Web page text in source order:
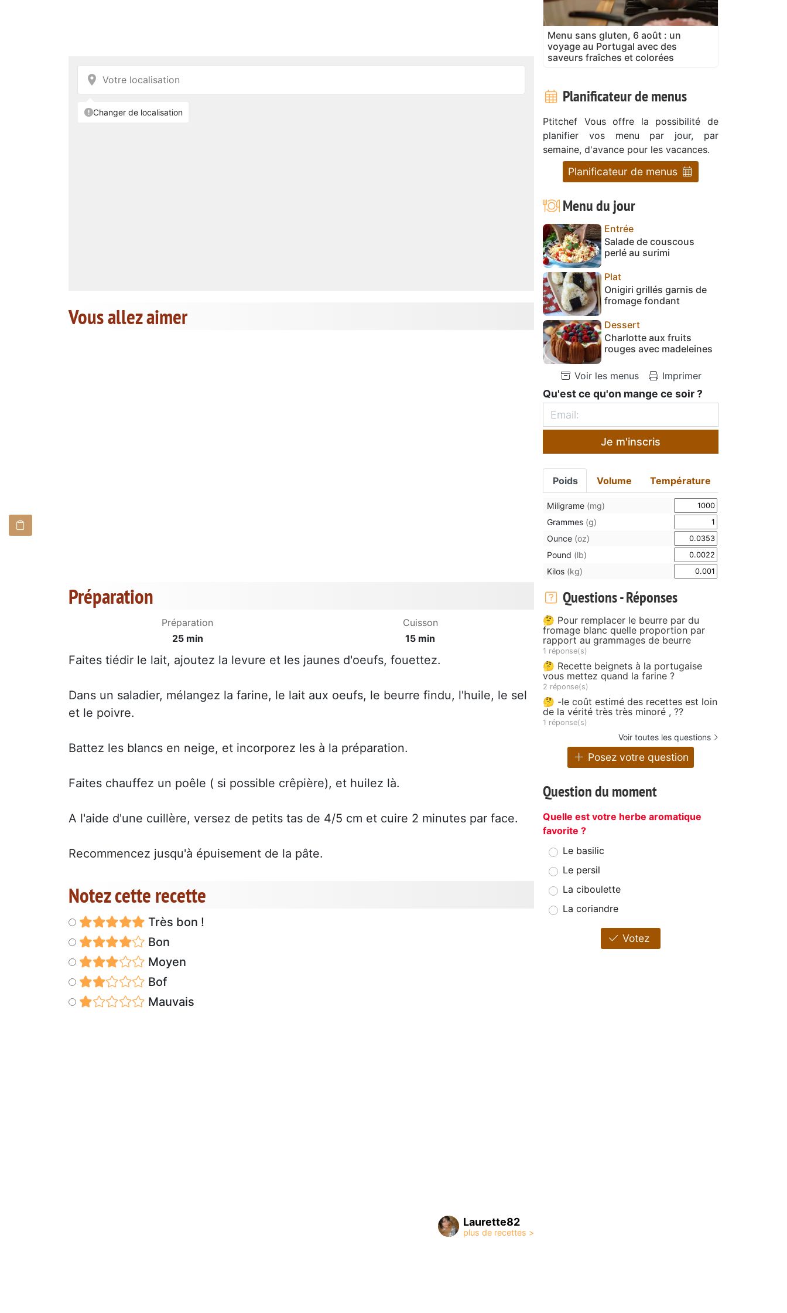
Vous allez aimer
Préparation
Préparation
25 min
Cuisson
15 min
Faites tiédir le lait, ajoutez la levure et les jaunes d'oeufs, fouettez.
Dans un saladier, mélangez la farine, le lait aux oeufs, le beurre findu, l'huile, le sel
et le poivre.
Battez les blancs en neige, et incorporez les à la préparation.
Faites chauffez un poêle ( si possible crêpière), et huilez là.
A l'aide d'une cuillère, versez de petits tas de 4/5 cm et cuire 2 minutes par face.
Recommencez jusqu'à épuisement de la pâte.
Notez cette recette
Très bon !
Bon
Moyen
Bof
Mauvais
Laurette82
Menu sans gluten, 6 août : un
voyage au Portugal avec des
saveurs fraîches et colorées
Planificateur de menus
Ptitchef Vous offre la possibilité de
planifier vos menu par jour, par
semaine, d'avance pour les vacances.
Planificateur de menus
Menu du jour
Entrée
Salade de couscous
perlé au surimi
Plat
Onigiri grillés garnis de
fromage fondant
Dessert
Charlotte aux fruits
rouges avec madeleines
Voir les menus Imprimer
Qu'est ce qu'on mange ce soir ?
Je m'inscris
Poids Volume Température
Miligrame (mg)
Grammes (g)
Ounce (oz)
Pound (lb)
Kilos (kg)
Questions - Réponses
🤔 Pour remplacer le beurre par du
fromage blanc quelle proportion par
rapport au grammages de beurre
1 réponse(s)
🤔 Recette beignets à la portugaise
vous mettez quand la farine ?
2 réponse(s)
🤔 -le coût estimé des recettes est loin
de la vérité très très minoré , ??
1 réponse(s)
Voir toutes les questions
Posez votre question
Question du moment
Quelle est votre herbe aromatique
favorite ?
Le basilic
Le persil
La ciboulette
La coriandre
Votez